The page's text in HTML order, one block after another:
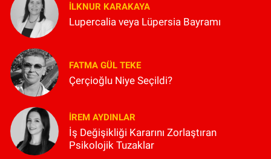
İLKNUR KARAKAYA
Lupercalia veya Lüpersia Bayramı
FATMA GÜL TEKE
Çerçioğlu Niye Seçildi?
İREM AYDINLAR
İş Değişikliği Kararını Zorlaştıran
Psikolojik Tuzaklar